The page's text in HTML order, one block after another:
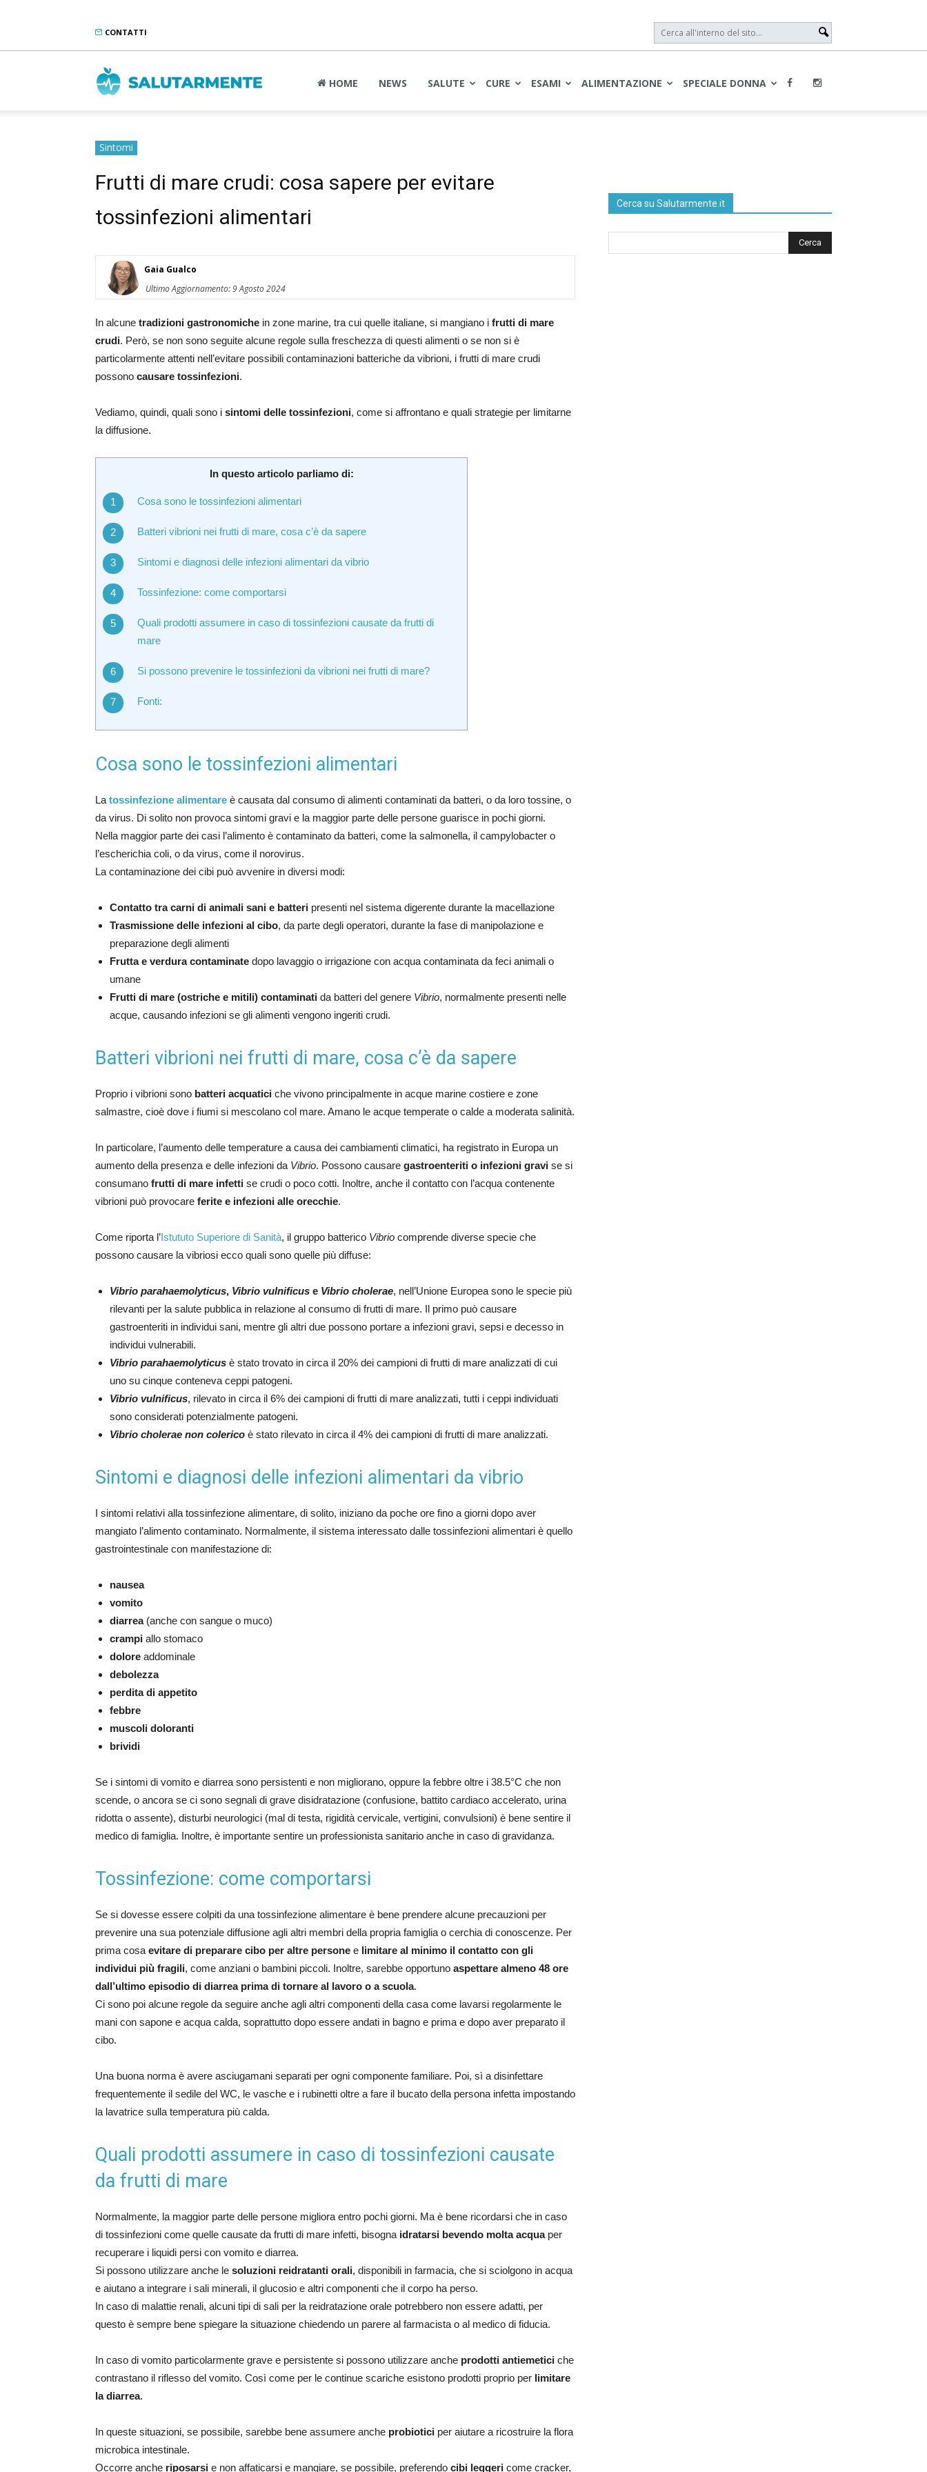
CONTATTI
Salutarmente HOME NEWS SALUTE CURE ESAMI ALIMENTAZIONE SPECIALE DONNA
Sintomi
Frutti di mare crudi: cosa sapere per evitare
tossinfezioni alimentari
Gaia Gualco
Ultimo Aggiornamento: 9 Agosto 2024
In alcune tradizioni gastronomiche in zone marine, tra cui quelle italiane, si mangiano i frutti di mare
crudi. Però, se non sono seguite alcune regole sulla freschezza di questi alimenti o se non si è
particolarmente attenti nell’evitare possibili contaminazioni batteriche da vibrioni, i frutti di mare crudi
possono causare tossinfezioni.
Vediamo, quindi, quali sono i sintomi delle tossinfezioni, come si affrontano e quali strategie per limitarne
la diffusione.
In questo articolo parliamo di:
Cosa sono le tossinfezioni alimentari
Batteri vibrioni nei frutti di mare, cosa c’è da sapere
Sintomi e diagnosi delle infezioni alimentari da vibrio
Tossinfezione: come comportarsi
Quali prodotti assumere in caso di tossinfezioni causate da frutti di
mare
Si possono prevenire le tossinfezioni da vibrioni nei frutti di mare?
Fonti:
Cosa sono le tossinfezioni alimentari
La tossinfezione alimentare è causata dal consumo di alimenti contaminati da batteri, o da loro tossine, o
da virus. Di solito non provoca sintomi gravi e la maggior parte delle persone guarisce in pochi giorni.
Nella maggior parte dei casi l’alimento è contaminato da batteri, come la salmonella, il campylobacter o
l’escherichia coli, o da virus, come il norovirus.
La contaminazione dei cibi può avvenire in diversi modi:
Contatto tra carni di animali sani e batteri presenti nel sistema digerente durante la macellazione
Trasmissione delle infezioni al cibo, da parte degli operatori, durante la fase di manipolazione e
preparazione degli alimenti
Frutta e verdura contaminate dopo lavaggio o irrigazione con acqua contaminata da feci animali o
umane
Frutti di mare (ostriche e mitili) contaminati da batteri del genere Vibrio, normalmente presenti nelle
acque, causando infezioni se gli alimenti vengono ingeriti crudi.
Batteri vibrioni nei frutti di mare, cosa c’è da sapere
Proprio i vibrioni sono batteri acquatici che vivono principalmente in acque marine costiere e zone
salmastre, cioè dove i fiumi si mescolano col mare. Amano le acque temperate o calde a moderata salinità.
In particolare, l’aumento delle temperature a causa dei cambiamenti climatici, ha registrato in Europa un
aumento della presenza e delle infezioni da Vibrio. Possono causare gastroenteriti o infezioni gravi se si
consumano frutti di mare infetti se crudi o poco cotti. Inoltre, anche il contatto con l’acqua contenente
vibrioni può provocare ferite e infezioni alle orecchie.
Come riporta l’Istututo Superiore di Sanità, il gruppo batterico Vibrio comprende diverse specie che
possono causare la vibriosi ecco quali sono quelle più diffuse:
Vibrio parahaemolyticus, Vibrio vulnificus e Vibrio cholerae, nell’Unione Europea sono le specie più
rilevanti per la salute pubblica in relazione al consumo di frutti di mare. Il primo può causare
gastroenteriti in individui sani, mentre gli altri due possono portare a infezioni gravi, sepsi e decesso in
individui vulnerabili.
Vibrio parahaemolyticus è stato trovato in circa il 20% dei campioni di frutti di mare analizzati di cui
uno su cinque conteneva ceppi patogeni.
Vibrio vulnificus, rilevato in circa il 6% dei campioni di frutti di mare analizzati, tutti i ceppi individuati
sono considerati potenzialmente patogeni.
Vibrio cholerae non colerico è stato rilevato in circa il 4% dei campioni di frutti di mare analizzati.
Sintomi e diagnosi delle infezioni alimentari da vibrio
I sintomi relativi alla tossinfezione alimentare, di solito, iniziano da poche ore fino a giorni dopo aver
mangiato l’alimento contaminato. Normalmente, il sistema interessato dalle tossinfezioni alimentari è quello
gastrointestinale con manifestazione di:
nausea
vomito
diarrea(anche con sangue o muco)
crampi allo stomaco
dolore addominale
debolezza
perdita di appetito
febbre
muscoli doloranti
brividi
Se i sintomi di vomito e diarrea sono persistenti e non migliorano, oppure la febbre oltre i 38.5°C che non
scende, o ancora se ci sono segnali di grave disidratazione (confusione, battito cardiaco accelerato, urina
ridotta o assente), disturbi neurologici (mal di testa, rigidità cervicale, vertigini, convulsioni) è bene sentire il
medico di famiglia. Inoltre, è importante sentire un professionista sanitario anche in caso di gravidanza.
Tossinfezione: come comportarsi
Se si dovesse essere colpiti da una tossinfezione alimentare è bene prendere alcune precauzioni per
prevenire una sua potenziale diffusione agli altri membri della propria famiglia o cerchia di conoscenze. Per
prima cosa evitare di preparare cibo per altre persone e limitare al minimo il contatto con gli
individui più fragili, come anziani o bambini piccoli. Inoltre, sarebbe opportuno aspettare almeno 48 ore
dall’ultimo episodio di diarrea prima di tornare al lavoro o a scuola.
Ci sono poi alcune regole da seguire anche agli altri componenti della casa come lavarsi regolarmente le
mani con sapone e acqua calda, soprattutto dopo essere andati in bagno e prima e dopo aver preparato il
cibo.
Una buona norma è avere asciugamani separati per ogni componente familiare. Poi, sì a disinfettare
frequentemente il sedile del WC, le vasche e i rubinetti oltre a fare il bucato della persona infetta impostando
la lavatrice sulla temperatura più calda.
Quali prodotti assumere in caso di tossinfezioni causate
da frutti di mare
Normalmente, la maggior parte delle persone migliora entro pochi giorni. Ma è bene ricordarsi che in caso
di tossinfezioni come quelle causate da frutti di mare infetti, bisogna idratarsi bevendo molta acquaper
recuperare i liquidi persi con vomito e diarrea.
Si possono utilizzare anche le soluzioni reidratanti orali, disponibili in farmacia, che si sciolgono in acqua
e aiutano a integrare i sali minerali, il glucosio e altri componenti che il corpo ha perso.
In caso di malattie renali, alcuni tipi di sali per la reidratazione orale potrebbero non essere adatti, per
questo è sempre bene spiegare la situazione chiedendo un parere al farmacista o al medico di fiducia.
In caso di vomito particolarmente grave e persistente si possono utilizzare anche prodotti antiemetici che
contrastano il riflesso del vomito. Così come per le continue scariche esistono prodotti proprio per limitare
la diarrea.
In queste situazioni, se possibile, sarebbe bene assumere anche probiotici per aiutare a ricostruire la flora
microbica intestinale.
Occorre anche riposarsi e non affaticarsi e mangiare, se possibile, preferendo cibi leggeri come cracker,
Cerca su Salutarmente.it